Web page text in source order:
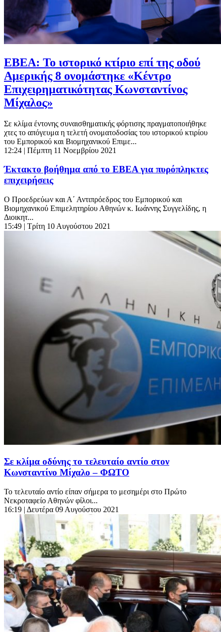
ΕΒΕΑ: Το ιστορικό κτίριο επί της οδού
Αμερικής 8 ονομάστηκε «Κέντρο
Επιχειρηματικότητας Κωνσταντίνος
Μίχαλος»
Σε κλίμα έντονης συναισθηματικής φόρτισης πραγματοποιήθηκε
χτες το απόγευμα η τελετή ονοματοδοσίας του ιστορικού κτιρίου
του Εμπορικού και Βιομηχανικού Επιμε...
12:24 | Πέμπτη 11 Νοεμβρίου 2021
Έκτακτο βοήθημα από το ΕΒΕΑ για πυρόπληκτες
επιχειρήσεις
Ο Προεδρεύων και Α΄ Αντιπρόεδρος του Εμπορικού και
Βιομηχανικού Επιμελητηρίου Αθηνών κ. Ιωάννης Συγγελίδης, η
Διοικητ...
15:49 | Τρίτη 10 Αυγούστου 2021
Σε κλίμα οδύνης το τελευταίο αντίο στον
Κωνσταντίνο Μίχαλο – ΦΩΤΟ
Το τελευταίο αντίο είπαν σήμερα το μεσημέρι στο Πρώτο
Νεκροταφείο Αθηνών φίλοι...
16:19 | Δευτέρα 09 Αυγούστου 2021